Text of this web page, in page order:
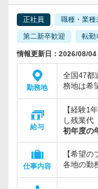
正社員 職種・業種
第二新卒歓迎 転勤
情報更新日：2026/08/
勤務地
全国47都
務地は希
給与
【経験1
し残業代
初年度の
仕事内容
【希望
各地の勤